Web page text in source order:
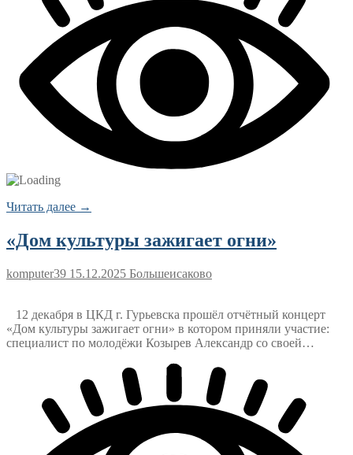
Читать далее →
«Дом культуры зажигает огни»
komputer39 15.12.2025 Большеисаково
12 декабря в ЦКД г. Гурьевска прошёл отчётный концерт
«Дом культуры зажигает огни» в котором приняли участие:
специалист по молодёжи Козырев Александр со своей…